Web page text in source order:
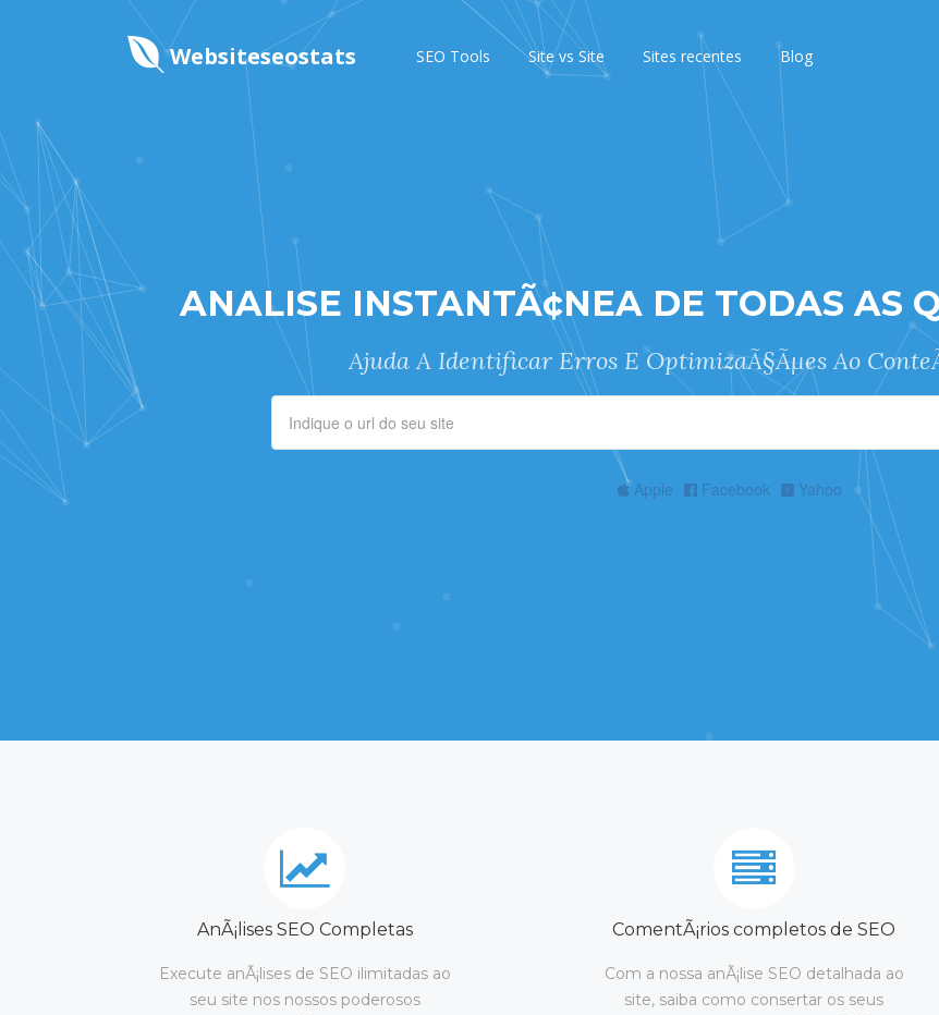
Websiteseostats SEO Tools Site vs Site Sites recentes Blog
ANALISE INSTANTÃ¢NEA DE TODAS AS
Ajuda A Identificar Erros E OptimizaÃ§Ãµes Ao
Apple Facebook Yahoo
AnÃ¡lises SEO Completas
Execute anÃ¡lises de SEO ilimitadas ao
seu site nos nossos poderosos
ComentÃ¡rios completos de SEO
Com a nossa anÃ¡lise SEO detalhada ao
site, saiba como consertar os seus